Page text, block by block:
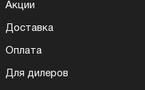
Акции
Доставка
Оплата
Для дилеров